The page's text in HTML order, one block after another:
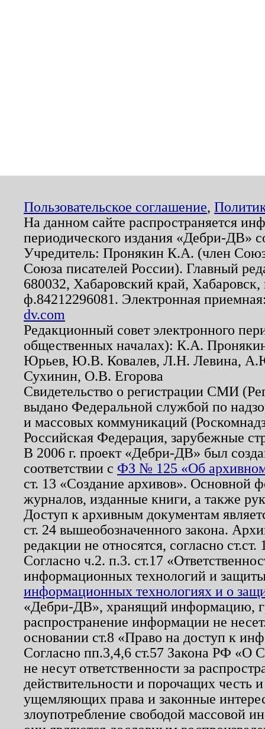
Пользовательское соглашение,
На данном сайте распространяется
периодического издания «Дебри-ДВ»
Учредитель: Пронякин К.А. (член
Союза писателей России). Главный
680032, Хабаровский край,
ф.84212296081. Электронная
dv.com
Редакционный совет электронного
общественных началах): К.А.
Юрьев, Ю.В. Ковалев, Л.Н. Левина,
Сухинин, О.В. Егорова
Свидетельство о регистрации СМИ
выдано Федеральной службой по
и массовых коммуникаций
Российская Федерация, зарубежные
В 2006 г. проект «Дебри-ДВ» был
соответствии с ФЗ № 125 «Об
ст. 13 «Создание архивов». Основной
журналов, изданные книги, а также
Доступ к архивным документам
ст. 24 вышеобозначенного закона.
редакции не относятся, согласно
Согласно ч.2. п.3. ст.17
информационных технологий и
информационных технологиях и о
«Дебри-ДВ», хранящий информацию,
распространение информации не
основании ст.8 «Право на доступ к
Согласно пп.3,4,6 ст.57 Закона РФ «О
не несут ответственности за
действительности и порочащих честь
ущемляющих права и законные
злоупотребление свободой массовой